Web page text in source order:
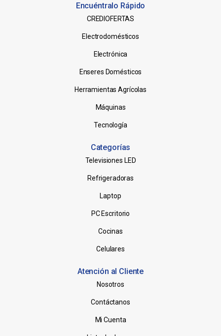
Encuéntralo Rápido
CREDIOFERTAS
Electrodomésticos
Electrónica
Enseres Domésticos
Herramientas Agrícolas
Máquinas
Tecnología
Categorías
Televisiones LED
Refrigeradoras
Laptop
PC Escritorio
Cocinas
Celulares
Atención al Cliente
Nosotros
Contáctanos
Mi Cuenta